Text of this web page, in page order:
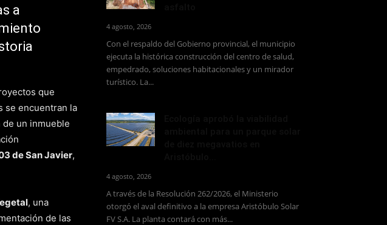
a
que
se encuentran la
de un inmueble
de San Javier,
, una
de las
4 agosto, 2026
Con el respaldo del Gobierno provincial, el municipio
ejecuta la histórica construcción del centro de salud,
empedrado, soluciones habitacionales y un mirador
turístico. La...
4 agosto, 2026
A través de la Resolución 262/2026, el Ministerio
otorgó el aval definitivo a la empresa Aristóbulo Solar
FV S.A. La planta contará con más...